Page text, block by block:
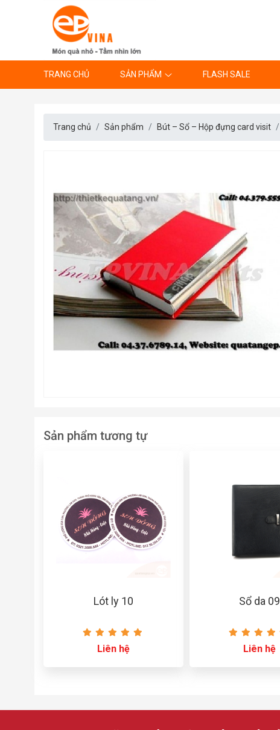
TRANG CHỦ SẢN PHẨM FLASH SALE
Trang chủ Sản phẩm Bút – Sổ – Hộp đựng card visit
Sản phẩm tương tự
Lót ly 10
Liên hệ
Sổ da 09
Liên hệ